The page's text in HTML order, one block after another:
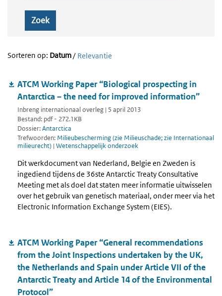
Zoek
Sorteren op: Datum/ Relevantie
ATCM Working Paper “Biological prospecting in
Antarctica – the need for improved information”
Inbreng internationaal overleg | 5 april 2013
Bestand: pdf - 272.1KB
Dossier:Antarctica
Trefwoorden: Milieubescherming (zie Milieuschade; zie Internationaal
milieurecht) | Wetenschappelijk onderzoek
Dit werkdocument van Nederland, Belgie en Zweden is
ingediend tijdens de 36ste Antarctic Treaty Consultative
Meeting met als doel dat staten meer informatie uitwisselen
over het gebruik van genetisch materiaal, onder meer via het
Electronic Information Exchange System (EIES).
ATCM Working Paper “General recommendations
from the Joint Inspections undertaken by the UK,
the Netherlands and Spain under Article VII of the
Antarctic Treaty and Article 14 of the Environmental
Protocol”